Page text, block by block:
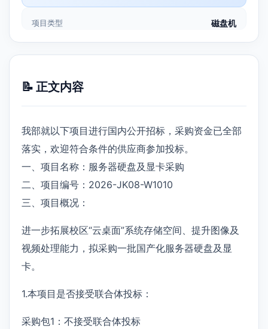
项目类型 磁盘机
📝 正文内容
我部就以下项目进行国内公开招标，采购资金已全部
落实，欢迎符合条件的供应商参加投标。
一、项目名称：服务器硬盘及显卡采购
二、项目编号：2026-JK08-W1010
三、项目概况：
进一步拓展校区“云桌面”系统存储空间、提升图像及
视频处理能力，拟采购一批国产化服务器硬盘及显
卡。
1.本项目是否接受联合体投标：
采购包1：不接受联合体投标